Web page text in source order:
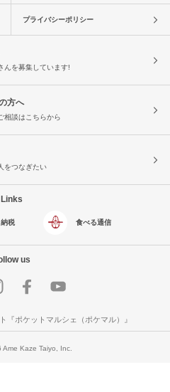
プライバシーポリシー
んを募集しています!
方へ
相談はこちらから
をつなぎたい
Links
税 食べる通信
us
『ポケットマルシェ（ポケマル）』
Kaze Taiyo, Inc.